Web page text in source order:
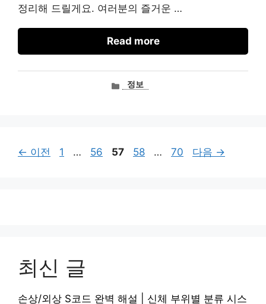
정리해 드릴게요. 여러분의 즐거운 …
Read more
카정보
← 이전
페
1 …
페
56
페
57
페
58 …
페
70 다음 →
최신 글
손상/외상 S코드 완벽 해설 | 신체 부위별 분류 시스